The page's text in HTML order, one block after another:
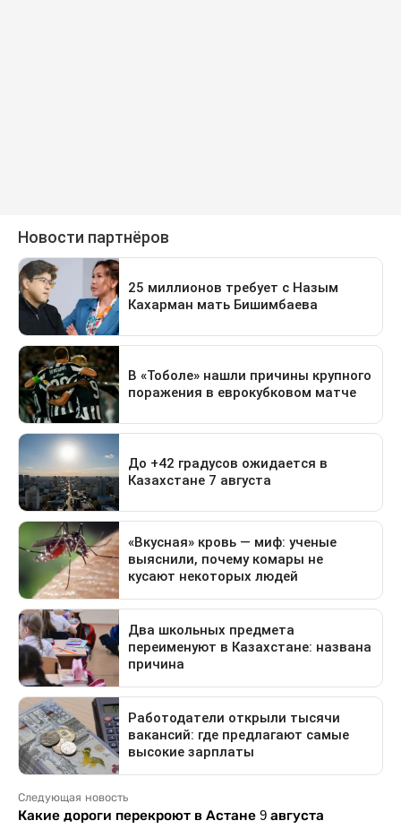
Следующая новость
Какие дороги перекроют в Астане 9 августа